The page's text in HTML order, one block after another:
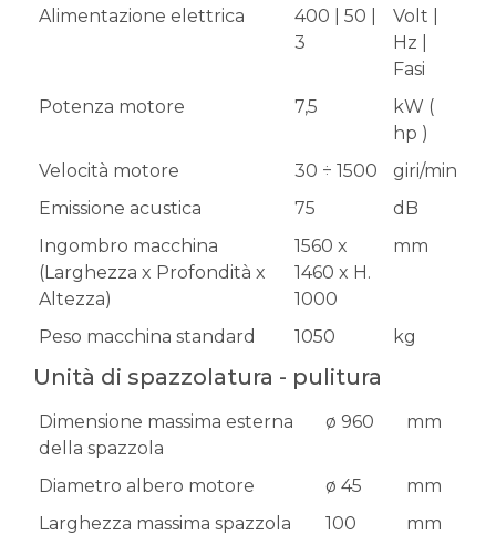
Alimentazione elettrica
400 | 50 |
3
Volt |
Hz |
Fasi
Potenza motore
7,5
kW (
hp )
Velocità motore
30 ÷ 1500
giri/min
Emissione acustica
75
dB
Ingombro macchina
(Larghezza x Profondità x
Altezza)
1560 x
1460 x H.
1000
mm
Peso macchina standard 1050 kg
Unità di spazzolatura - pulitura
Dimensione massima esterna
della spazzola
ø 960 mm
Diametro albero motore ø 45
mm
Larghezza massima spazzola
100
mm